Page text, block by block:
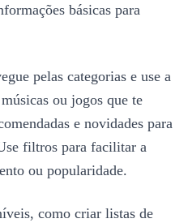
básicas para
pelas categorias e use a
ou jogos que te
e novidades para
filtros para facilitar a
ou popularidade.
como criar listas de